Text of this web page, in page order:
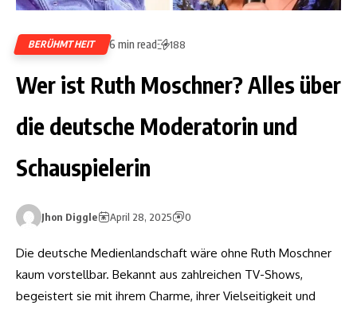
BERÜHMTHEIT 6 min read 188
Wer ist Ruth Moschner? Alles über
die deutsche Moderatorin und
Schauspielerin
Jhon Diggle April 28, 2025 0
Die deutsche Medienlandschaft wäre ohne Ruth Moschner
kaum vorstellbar. Bekannt aus zahlreichen TV-Shows,
begeistert sie mit ihrem Charme, ihrer Vielseitigkeit und